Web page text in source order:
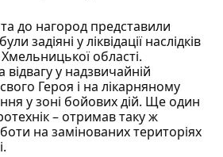
до нагород представили
задіяні у ліквідації наслідків
області.
у надзвичайній
Героя і на лікарняному
у зоні бойових дій. Ще один
– отримав таку ж
на замінованих територіях